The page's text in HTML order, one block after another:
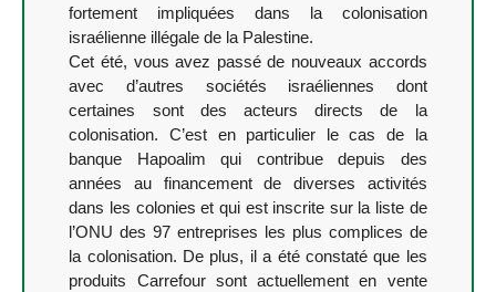
fortement impliquées dans la colonisation
israélienne illégale de la Palestine.
Cet été, vous avez passé de nouveaux accords
avec d’autres sociétés israéliennes dont
certaines sont des acteurs directs de la
colonisation. C’est en particulier le cas de la
banque Hapoalim qui contribue depuis des
années au financement de diverses activités
dans les colonies et qui est inscrite sur la liste de
l’ONU des 97 entreprises les plus complices de
la colonisation. De plus, il a été constaté que les
produits Carrefour sont actuellement en vente